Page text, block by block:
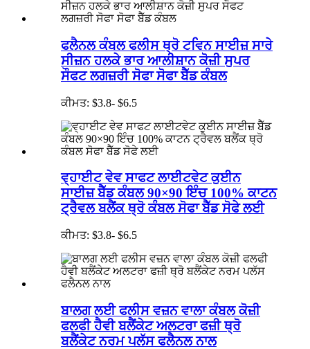
ਫਲੈਨਲ ਕੰਬਲ ਫਲੀਸ ਥ੍ਰੋ ਟਵਿਨ ਸਾਈਜ਼ ਸਾਰੇ
ਸੀਜ਼ਨ ਹਲਕੇ ਭਾਰ ਆਲੀਸ਼ਾਨ ਕੋਜ਼ੀ ਸੁਪਰ
ਸੌਫਟ ਲਗਜ਼ਰੀ ਸੋਫਾ ਸੋਫਾ ਬੈੱਡ ਕੰਬਲ
ਕੀਮਤ: $3.8- $6.5
ਵ੍ਹਾਈਟ ਵੇਵ ਸਾਫਟ ਲਾਈਟਵੇਟ ਕੁਈਨ
ਸਾਈਜ਼ ਬੈੱਡ ਕੰਬਲ 90×90 ਇੰਚ 100% ਕਾਟਨ
ਟ੍ਰੈਵਲ ਬਲੈਂਕ ਥ੍ਰੋ ਕੰਬਲ ਸੋਫਾ ਬੈੱਡ ਸੋਫੇ ਲਈ
ਕੀਮਤ: $3.8- $6.5
ਬਾਲਗ ਲਈ ਫਲੀਸ ਵਜ਼ਨ ਵਾਲਾ ਕੰਬਲ ਕੋਜ਼ੀ
ਫਲਫੀ ਹੈਵੀ ਬਲੈਂਕੇਟ ਅਲਟਰਾ ਫਜ਼ੀ ਥ੍ਰੋ
ਬਲੈਂਕੇਟ ਨਰਮ ਪਲੱਸ ਫਲੈਨਲ ਨਾਲ